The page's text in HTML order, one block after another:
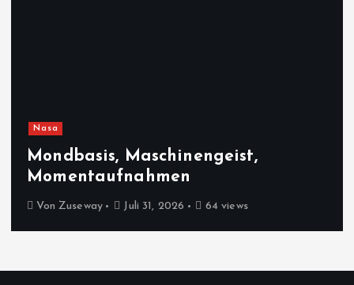
Nasa
Mondbasis, Maschinengeist,
Momentaufnahmen
Von Zuseway Juli 31, 2026 64 views